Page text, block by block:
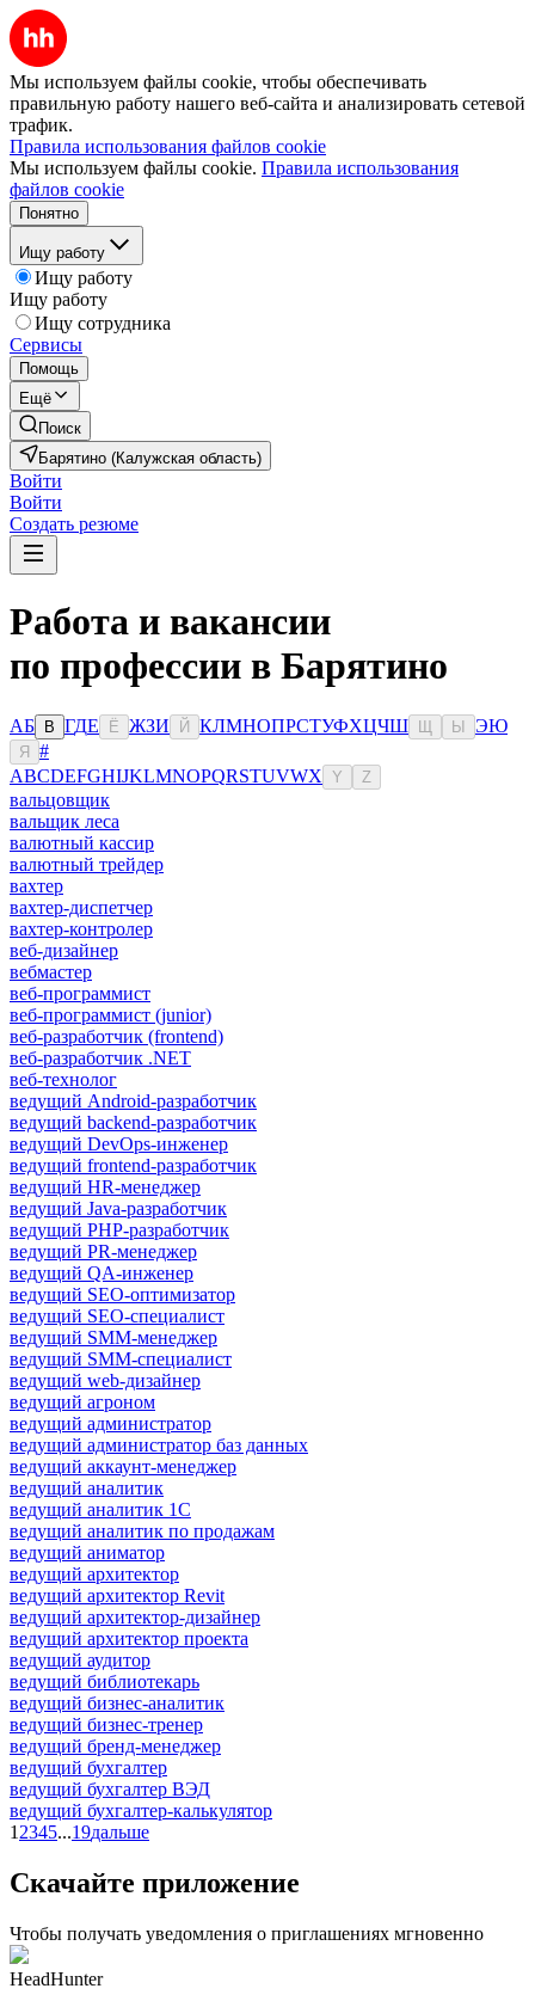
Мы используем файлы cookie, чтобы обеспечивать
правильную работу нашего веб-сайта и анализировать сетевой
трафик.
Правила использования файлов cookie
Мы используем файлы cookie. Правила использования
файлов cookie
Понятно
Ищу работу
Ищу работу
Ищу работу
Ищу сотрудника
Сервисы
Помощь
Ещё
Поиск
Барятино (Калужская область)
Войти
Войти
Создать резюме
Работа и вакансии
по профессии в Барятино
АБ В ГДЕ Ё ЖЗИ Й КЛМНОПРСТУФХЦЧШ Ы ЭЮ
Я
#
ABCDEFGHIJKLMNOPQRSTUVWX Y Z
вальцовщик
вальщик леса
валютный кассир
валютный трейдер
вахтер
вахтер-диспетчер
вахтер-контролер
веб-дизайнер
вебмастер
веб-программист
веб-программист (junior)
веб-разработчик (frontend)
веб-разработчик .NET
веб-технолог
ведущий Android-разработчик
ведущий backend-разработчик
ведущий DevOps-инженер
ведущий frontend-разработчик
ведущий HR-менеджер
ведущий Java-разработчик
ведущий PHP-разработчик
ведущий PR-менеджер
ведущий QA-инженер
ведущий SEO-оптимизатор
ведущий SEO-специалист
ведущий SMM-менеджер
ведущий SMM-специалист
ведущий web-дизайнер
ведущий агроном
ведущий администратор
ведущий администратор баз данных
ведущий аккаунт-менеджер
ведущий аналитик
ведущий аналитик 1С
ведущий аналитик по продажам
ведущий аниматор
ведущий архитектор
ведущий архитектор Revit
ведущий архитектор-дизайнер
ведущий архитектор проекта
ведущий аудитор
ведущий библиотекарь
ведущий бизнес-аналитик
ведущий бизнес-тренер
ведущий бренд-менеджер
ведущий бухгалтер
ведущий бухгалтер ВЭД
ведущий бухгалтер-калькулятор
1 2345...19дальше
Скачайте приложение
Чтобы получать уведомления о приглашениях мгновенно
HeadHunter